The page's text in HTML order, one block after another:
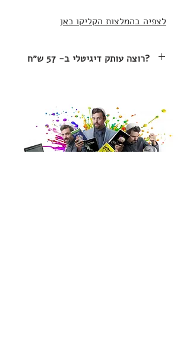
לצפיה בהמלצות הקליקו כאן
רוצה עותק דיגיטלי ב- 57 ש״ח?